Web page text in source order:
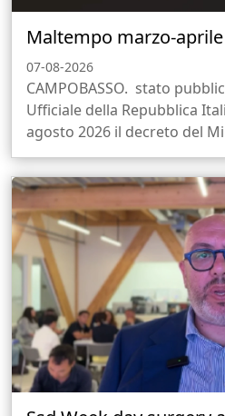
Maltempo marzo-aprile
07-08-2026
CAMPOBASSO. stato
Ufficiale della Repubblica
agosto 2026 il decreto del